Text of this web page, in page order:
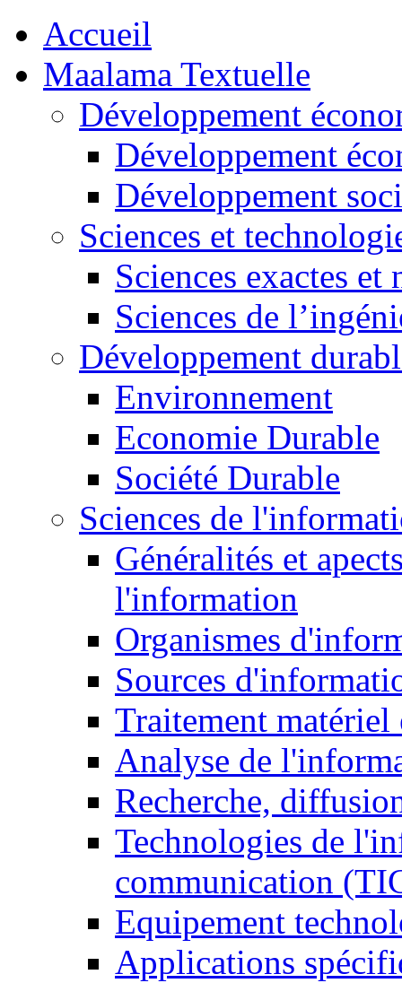
Accueil
Maalama Textuelle
Développement
Développement
Développement
Sciences et
Sciences exactes et
Sciences de
Développement
Environnement
Economie Durable
Société Durable
Sciences de
Généralités et
l'information
Organismes
Sources
Traitement matériel
Analyse de
Recherche,
Technologies de
communication
Equipement
Applications